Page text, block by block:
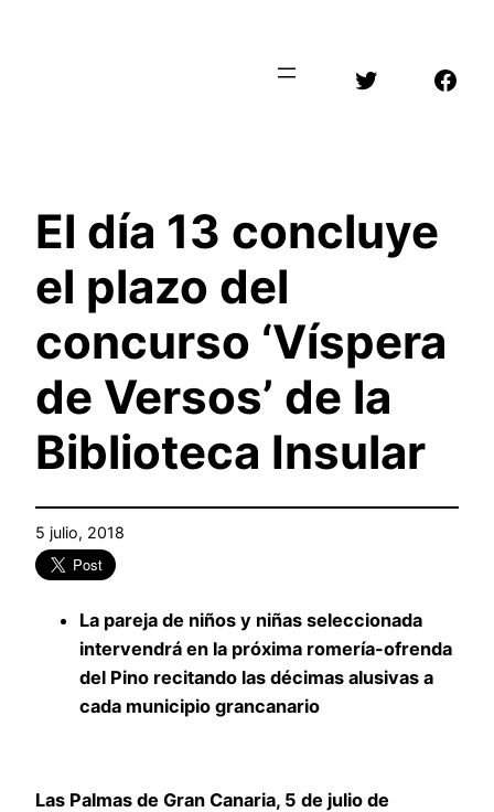
Twitter
El día 13 concluye
el plazo del
concurso ‘Víspera
de Versos’ de la
Biblioteca Insular
5 julio, 2018
La pareja de niños y niñas seleccionada
intervendrá en la próxima romería-ofrenda
del Pino recitando las décimas alusivas a
cada municipio grancanario
Las Palmas de Gran Canaria, 5 de julio de